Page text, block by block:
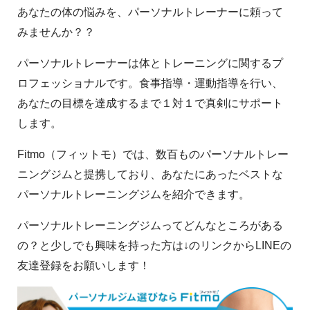
あなたの体の悩みを、パーソナルトレーナーに頼って
みませんか？？
パーソナルトレーナーは体とトレーニングに関するプ
ロフェッショナルです。食事指導・運動指導を行い、
あなたの目標を達成するまで１対１で真剣にサポート
します。
Fitmo（フィットモ）では、数百ものパーソナルトレー
ニングジムと提携しており、あなたにあったベストな
パーソナルトレーニングジムを紹介できます。
パーソナルトレーニングジムってどんなところがある
の？と少しでも興味を持った方は↓のリンクからLINEの
友達登録をお願いします！